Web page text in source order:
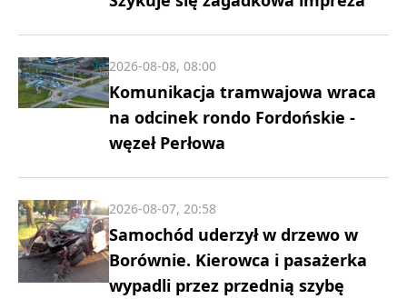
Komunikacja tramwajowa wraca
na odcinek rondo Fordońskie -
węzeł Perłowa
2026-08-08, 08:00
Samochód uderzył w drzewo w
Borównie. Kierowca i pasażerka
wypadli przez przednią szybę
2026-08-07, 20:58